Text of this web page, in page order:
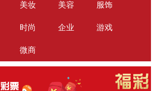
美妆 美容 服饰
时尚 企业 游戏
微商